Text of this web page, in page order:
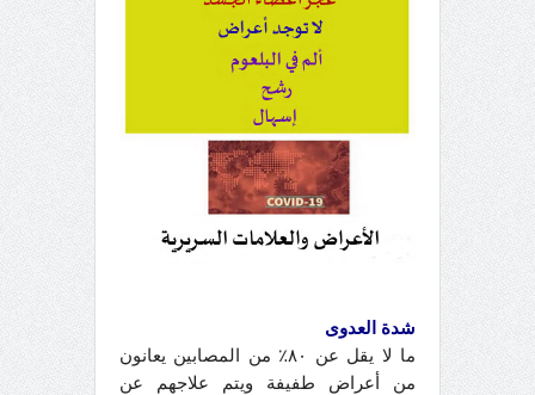
شدة العدوى
ما لا يقل عن ٨٠٪ من المصابين يعانون
من أعراض طفيفة ويتم علاجهم عن